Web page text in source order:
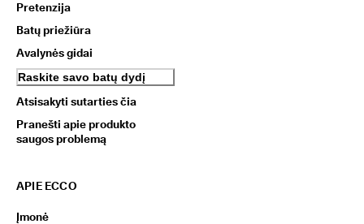
Pretenzija
Batų priežiūra
Avalynės gidai
Raskite savo batų dydį
Atsisakyti sutarties čia
Pranešti apie produkto
saugos problemą
APIE ECCO
Įmonė